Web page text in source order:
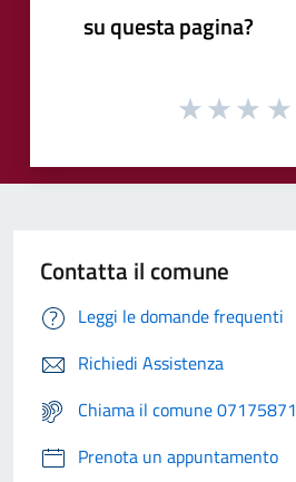
su questa pagina?
Contatta il comune
Leggi le domande frequenti
Richiedi Assistenza
Chiama il comune 07175871
Prenota un appuntamento